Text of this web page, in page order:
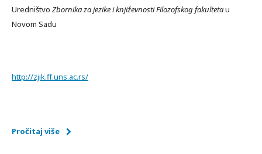
Uredništvo Zbornika za jezike i književnosti Filozofskog fakultetau
Novom Sadu
http://zjik.ff.uns.ac.rs/
Pročitaj više